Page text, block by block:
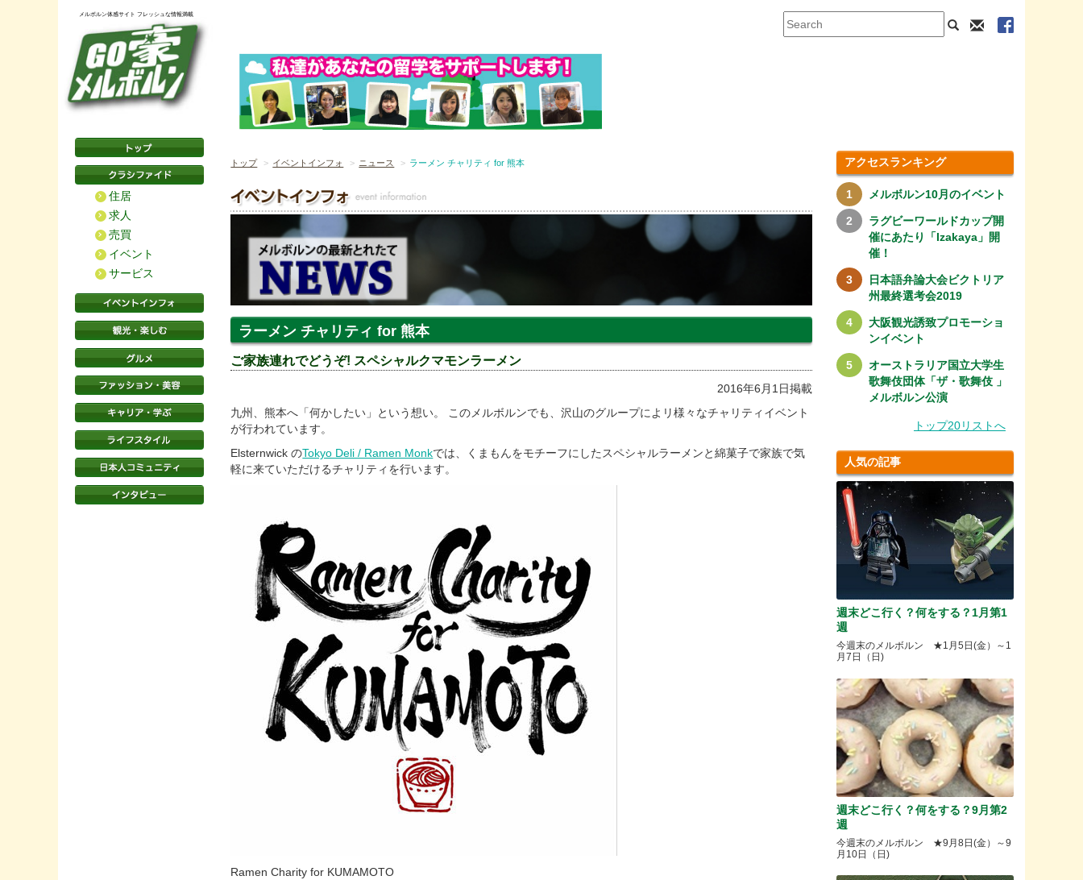
メルボルン体感サイト フレッシュな情報満載
住居
求人
売買
イベント
サービス
トップ イベントインフォ ニュース ラーメン チャリティ for 熊本
ラーメン チャリティ for 熊本
ご家族連れでどうぞ! スペシャルクマモンラーメン
2016年6月1日掲載
九州、熊本へ「何かしたい」という想い。 このメルボルンでも、沢山のグループによリ様々なチャリティイベント
が行われています。
Elsternwick のTokyo Deli / Ramen Monkでは、くまもんをモチーフにしたスペシャルラーメンと綿菓子で家族で気
軽に来ていただけるチャリティを行います。
Ramen Charity for KUMAMOTO
アクセスランキング
メルボルン10月のイベント
ラグビーワールドカップ開
催にあたり「Izakaya」開
催！
日本語弁論大会ビクトリア
州最終選考会2019
大阪観光誘致プロモーショ
ンイベント
オーストラリア国立大学生
歌舞伎団体「ザ・歌舞伎 」
メルボルン公演
トップ20リストへ
人気の記事
週末どこ行く？何をする？1月第1
週
今週末のメルボルン ★1月5日(金）～1
月7日（日)
週末どこ行く？何をする？9月第2
週
今週末のメルボルン ★9月8日(金）～9
月10日（日)